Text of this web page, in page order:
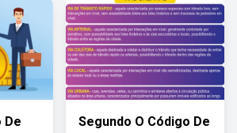
De Segundo O Código De